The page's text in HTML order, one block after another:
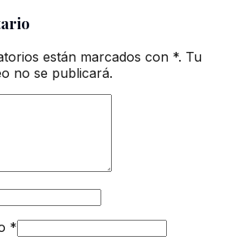
están marcados con *. Tu
no se publicará.
*